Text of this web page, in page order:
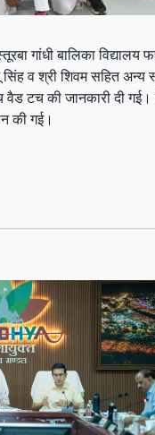
गांधी बालिका
सिंह व श्री शिवम सहित अन्य
टच की जानकारी दी
की गई।